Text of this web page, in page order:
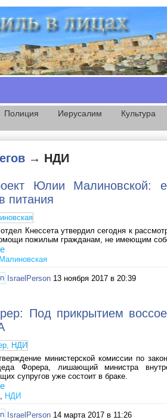
Полиция Иерусалим Культура
→ НДИ
Юлии
питания
Кнессета утвердил сегодня к
пожилым гражданам, не имеющим
IsraelPerson 13 ноября 2017 в 20:39
Под прикрытием
министерской комиссии по
Форера, лишающий министра
супругов уже состоит в браке.
, НДИ
IsraelPerson 14 марта 2017 в 11:26